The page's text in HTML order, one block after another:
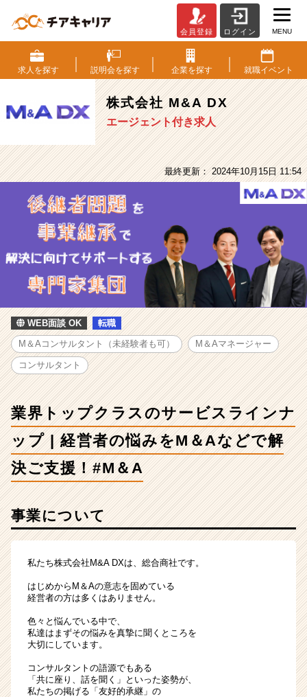
式
会
社
M&A
DX
の
人
-
業
界
ト
ッ
プ
ク
ラ
ス
の
サ
ー
イ
ン
ナ
ッ
プ
|
者
の
を
M
A
で
解
会員登録 ログイン MENU
求人を探す 説明会を探す 企業を探す 就職イベント
株式会社 M&A DX
エージェント付き求人
最終更新： 2024年10月15日 11:54
WEB面談 OK 転職
M＆Aコンサルタント（未経験者も可） M＆Aマネージャー
コンサルタント
業界トップクラスのサービスラインナ
ップ | 経営者の悩みをM＆Aなどで解
決ご支援！#M＆A
事業について
私たち株式会社M&A DXは、総合商社です。
はじめからM＆Aの意志を固めている
経営者の方は多くはありません。
色々と悩んでいる中で、
私達はまずその悩みを真摯に聞くところを
大切にしています。
コンサルタントの語源でもある
「共に座り、話を聞く」といった姿勢が、
私たちの掲げる「友好的承継」の